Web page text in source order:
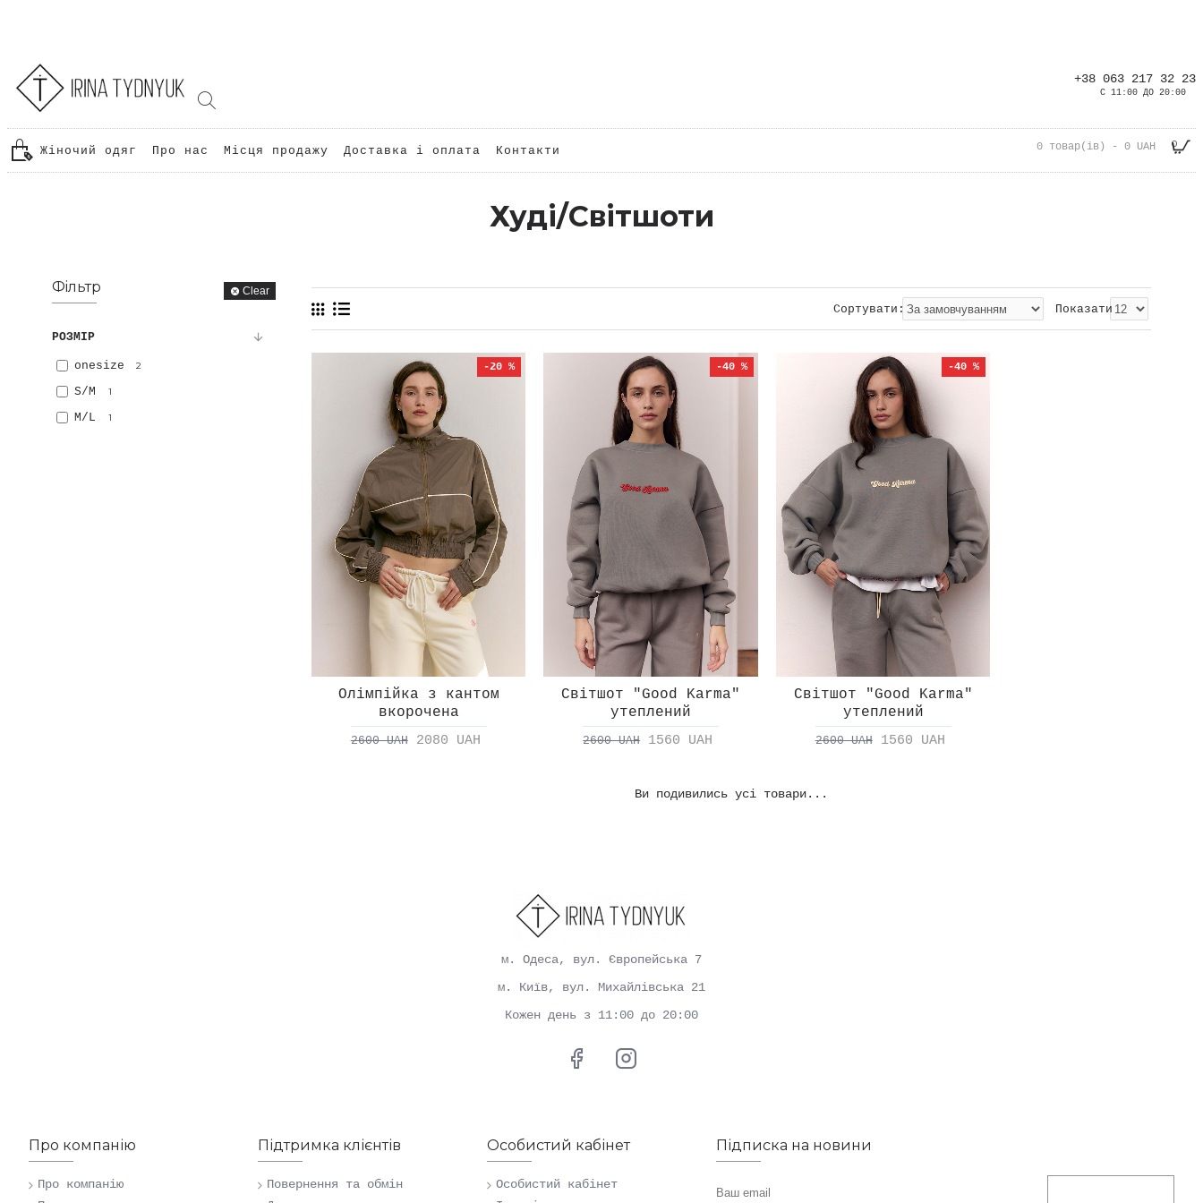
+38 063 217 32 23
С 11:00 ДО 20:00
Жіночий одяг Про нас Місця продажу Доставка і оплата Контакти 0 товар(ів) - 0 UAH 0
Худі/Світшоти
Фiльтр Clear
РОЗМIР
onesize 2
S/M 1
M/L 1
Сортувати: Показати
-20 %
Олімпійка з кантом
вкорочена
2600 UAH 2080 UAH
-40 %
Світшот "Good Karma"
утеплений
2600 UAH 1560 UAH
-40 %
Світшот "Good Karma"
утеплений
2600 UAH 1560 UAH
Ви подивились усi товари...
м. Одеса, вул. Європейська 7
м. Київ, вул. Михайлівська 21
Кожен день з 11:00 до 20:00
Про компанію
Про компанію
Підтримка клієнтів
Повернення та обмін
Особистий кабінет
Особистий кабінет
Підписка на новини